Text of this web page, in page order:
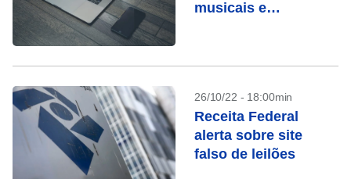
musicais e
26/10/22 - 18:00min
Receita Federal
alerta sobre site
falso de leilões